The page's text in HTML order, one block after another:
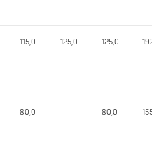
115,0 125,0 125,0
80,0 —– 80,0